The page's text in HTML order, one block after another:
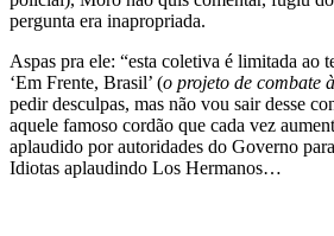
pergunta era inapropriada.
Aspas pra ele: “esta coletiva é limitada ao
‘Em Frente, Brasil’ (o projeto de combate
pedir desculpas, mas não vou sair desse
aquele famoso cordão que cada vez
aplaudido por autoridades do Governo
Idiotas aplaudindo Los Hermanos…